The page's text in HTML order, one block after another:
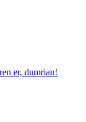
er, dumrian!